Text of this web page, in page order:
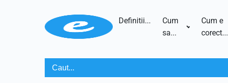
Definitii...
Cum
sa...
Cum e
corect...